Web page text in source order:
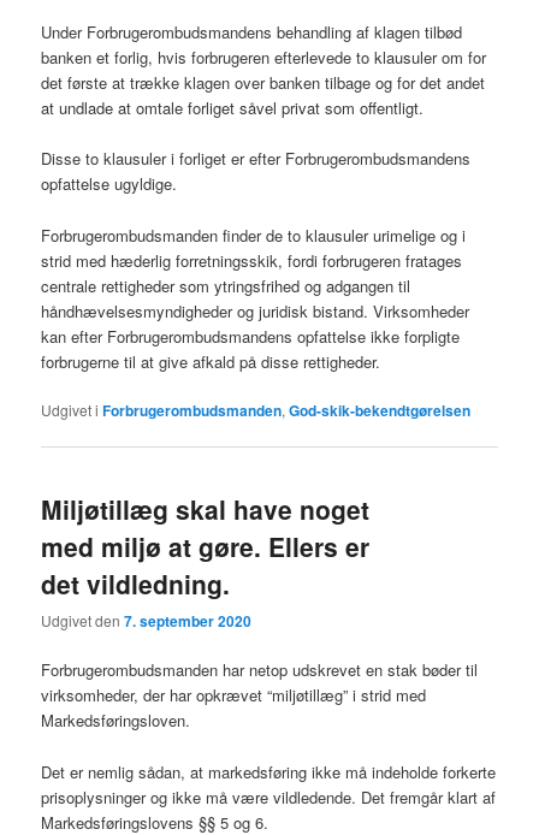
Under Forbrugerombudsmandens behandling af klagen tilbød
banken et forlig, hvis forbrugeren efterlevede to klausuler om for
det første at trække klagen over banken tilbage og for det andet
at undlade at omtale forliget såvel privat som offentligt.
Disse to klausuler i forliget er efter Forbrugerombudsmandens
opfattelse ugyldige.
Forbrugerombudsmanden finder de to klausuler urimelige og i
strid med hæderlig forretningsskik, fordi forbrugeren fratages
centrale rettigheder som ytringsfrihed og adgangen til
håndhævelsesmyndigheder og juridisk bistand. Virksomheder
kan efter Forbrugerombudsmandens opfattelse ikke forpligte
forbrugerne til at give afkald på disse rettigheder.
Udgivet i Forbrugerombudsmanden,God-skik-bekendtgørelsen
Miljøtillæg skal have noget
med miljø at gøre. Ellers er
det vildledning.
Udgivet den7. september 2020
Forbrugerombudsmanden har netop udskrevet en stak bøder til
virksomheder, der har opkrævet “miljøtillæg” i strid med
Markedsføringsloven.
Det er nemlig sådan, at markedsføring ikke må indeholde forkerte
prisoplysninger og ikke må være vildledende. Det fremgår klart af
Markedsføringslovens §§ 5 og 6.